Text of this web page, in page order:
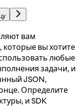
вам
вы хотите
любые
задачи, и
JSON,
Определите
и SDK